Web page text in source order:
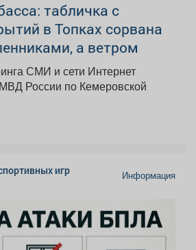
табличка с
в Топках сорвана
а ветром
СМИ и сети Интернет
России по Кемеровской
игр Информация